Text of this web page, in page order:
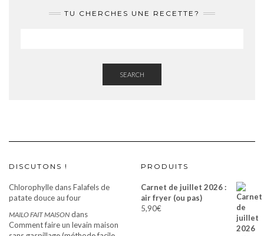
TU CHERCHES UNE RECETTE?
SEARCH
DISCUTONS !
ChlorophylledansFalafels de
patate douce au four
MAILO FAIT MAISON dans
Comment faire un levain maison
PRODUITS
Carnet de juillet 2026 :
air fryer (ou pas)
5,90€